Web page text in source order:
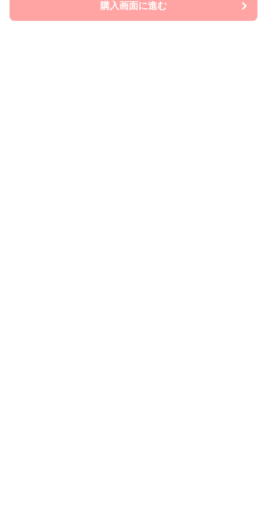
購入画面に進む
購入画面に進む